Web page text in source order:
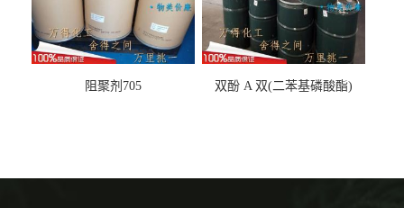
阻聚剂705 双酚 A 双(二苯基磷酸酯)